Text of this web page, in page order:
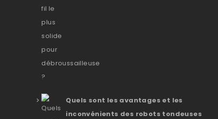
Quels sont les avantages et les
inconvénients des robots tondeuses